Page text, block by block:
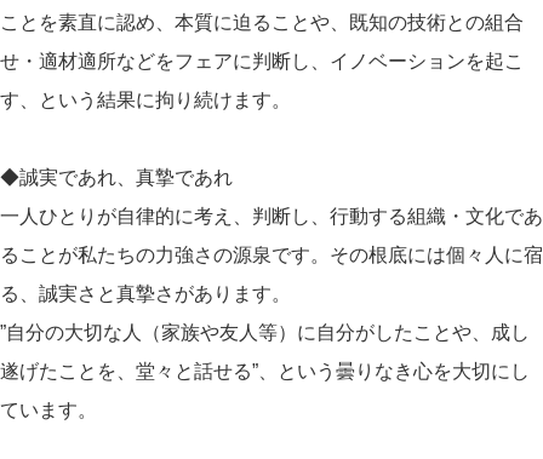
ことを素直に認め、本質に迫ることや、既知の技術との組合
せ・適材適所などをフェアに判断し、イノベーションを起こ
す、という結果に拘り続けます。
◆誠実であれ、​真摯であれ
一人ひとりが自律的に考え、判断し、行動する組織・文化であ
ることが私たちの力強さの源泉です。その根底には個々人に宿
る、誠実さと真摯さがあります。
”自分の大切な人（家族や友人等）に自分がしたことや、成し
遂げたことを、堂々と話せる”、という曇りなき心を大切にし
ています。